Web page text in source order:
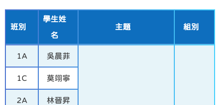
班別
學生姓
名
主題 組別
1A 吳晨菲
1C 莫翊寧
2A 林晉昇